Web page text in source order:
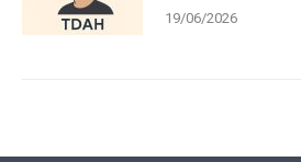
19/06/2026